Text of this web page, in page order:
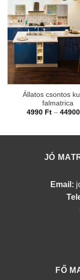
Állatos csontos
falmatrica
4990 Ft – 44900
JÓ
Email:
FŐ